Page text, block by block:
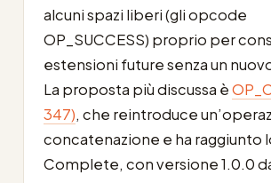
alcuni spazi liberi (gli opcode
OP_SUCCESS) proprio per
estensioni future senza un
La proposta più discussa è
347), che reintroduce
concatenazione e ha raggiunto
Complete, con versione 1.0.0